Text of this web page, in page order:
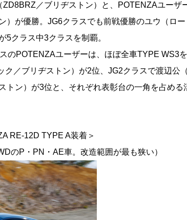
／ブリヂストン）と、POTENZAユーザ
）が優勝。JG6クラスでも前戦優勝のユウ（ロ
5クラス中3クラスを制覇。
のPOTENZAユーザーは、ほぼ全車TYPE WS3
ク／ブリヂストン）が2位、JG2クラスで渡辺公
トン）が3位と、それぞれ表彰台の一角を占める
RE-12D TYPE A装着＞
のP・PN・AE車。改造範囲が最も狭い）